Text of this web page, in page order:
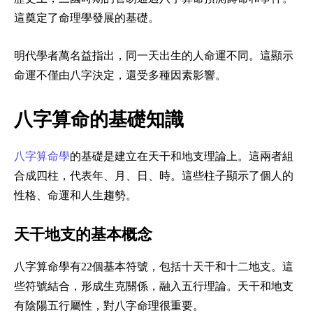
這奠定了命理學發展的基礎。
明代學者萬名益指出，同一天出生的人命運不同。這顯示
命運不僅由八字決定，還受多種因素影響。
八字算命的基礎知識
八字算命學的基礎是建立在天干和地支理論上。這兩者組
合成四柱，代表年、月、日、時。這些柱子顯示了個人的
性格、命運和人生趨勢。
天干地支的基本概念
八字算命學有22個基本符號，包括十天干和十二地支。這
些符號結合，形成生克關係，融入五行理論。天干和地支
有陰陽五行屬性，對八字命理很重要。